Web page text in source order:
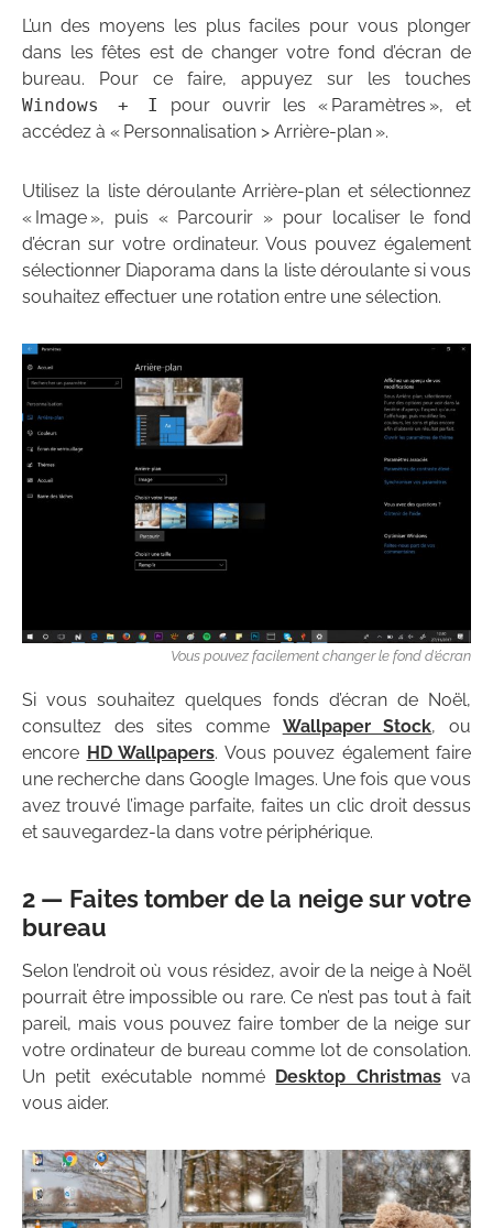
L’un des moyens les plus faciles pour vous plonger
dans les fêtes est de changer votre fond d’écran de
bureau. Pour ce faire, appuyez sur les touches
Windows + I
pour ouvrir les « Paramètres », et
accédez à « Personnalisation > Arrière-plan ».
Utilisez la liste déroulante Arrière-plan et sélectionnez
« Image », puis « Parcourir » pour localiser le fond
d’écran sur votre ordinateur. Vous pouvez également
sélectionner Diaporama dans la liste déroulante si vous
souhaitez effectuer une rotation entre une sélection.
Vous pouvez facilement changer le fond d’écran
Si vous souhaitez quelques fonds d’écran de Noël,
consultez des sites comme Wallpaper Stock, ou
encore HD Wallpapers. Vous pouvez également faire
une recherche dans Google Images. Une fois que vous
avez trouvé l’image parfaite, faites un clic droit dessus
et sauvegardez-la dans votre périphérique.
2 — Faites tomber de la neige sur votre
bureau
Selon l’endroit où vous résidez, avoir de la neige à Noël
pourrait être impossible ou rare. Ce n’est pas tout à fait
pareil, mais vous pouvez faire tomber de la neige sur
votre ordinateur de bureau comme lot de consolation.
Un petit exécutable nommé Desktop Christmasva
vous aider.